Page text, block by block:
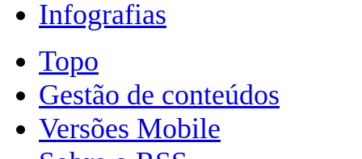
Infografias
Topo
Gestão de conteúdos
Versões Mobile